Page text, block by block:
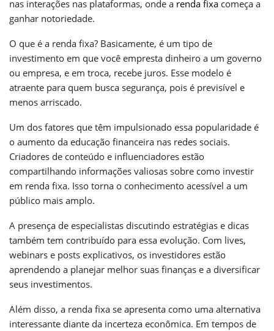
nas interações nas plataformas, onde a renda fixa começa a
ganhar notoriedade.
O que é a renda fixa? Basicamente, é um tipo de
investimento em que você empresta dinheiro a um governo
ou empresa, e em troca, recebe juros. Esse modelo é
atraente para quem busca segurança, pois é previsível e
menos arriscado.
Um dos fatores que têm impulsionado essa popularidade é
o aumento da educação financeira nas redes sociais.
Criadores de conteúdo e influenciadores estão
compartilhando informações valiosas sobre como investir
em renda fixa. Isso torna o conhecimento acessível a um
público mais amplo.
A presença de especialistas discutindo estratégias e dicas
também tem contribuído para essa evolução. Com lives,
webinars e posts explicativos, os investidores estão
aprendendo a planejar melhor suas finanças e a diversificar
seus investimentos.
Além disso, a renda fixa se apresenta como uma alternativa
interessante diante da incerteza econômica. Em tempos de